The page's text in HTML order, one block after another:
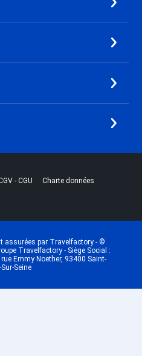
- CGU |Charte données
assurées par Travelfactory - ©
Travelfactory - Siège Social :
rue Emmy Noether, 93400 Saint-
Seine